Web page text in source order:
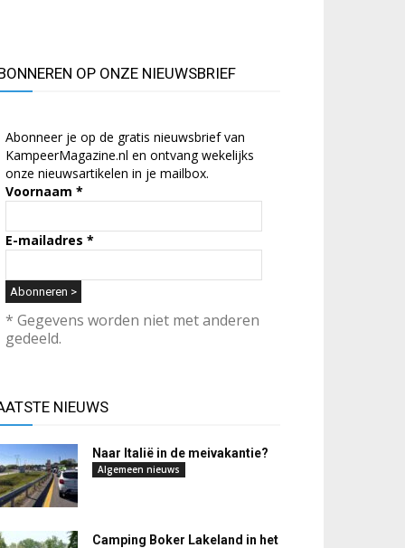
OP ONZE NIEUWSBRIEF
Abonneer je op de gratis nieuwsbrief van
KampeerMagazine.nl en ontvang wekelijks
onze nieuwsartikelen in je mailbox.
Voornaam *
E-mailadres *
* Gegevens worden niet met anderen
gedeeld.
NIEUWS
Naar Italië in de meivakantie?
Algemeen nieuws
Camping Boker Lakeland in het